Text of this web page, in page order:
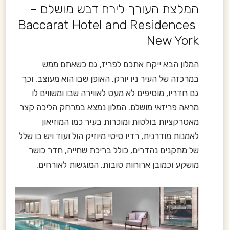
המלצת העורך לירח דבש מושלם –
Baccarat Hotel and Residences
New York
המלון הבא ייקח אתכם לפריז, גם כשאתם ממש
במרכזה של העיר ניו יורק. האופן שבו הוא מעוצב, וכך
גם חדריו, מוסיפים לא מעט לאווירה שבו ומשווים לו
מראה פריזאי מושלם. המלון נמצא במרחק הליכה קצר
מאטרקציות בולטות ומוכרות בעיר כמו המוזיאון
לאמנות מודרנית, רדיו סיטי מיוזיק הול ועוד ויש בו שלל
של מתקנים נהדרים, כולל בריכת שחייה, חדר כושר
מושקע וכמובן ארוחות טובות, המוגשות לאורחים.